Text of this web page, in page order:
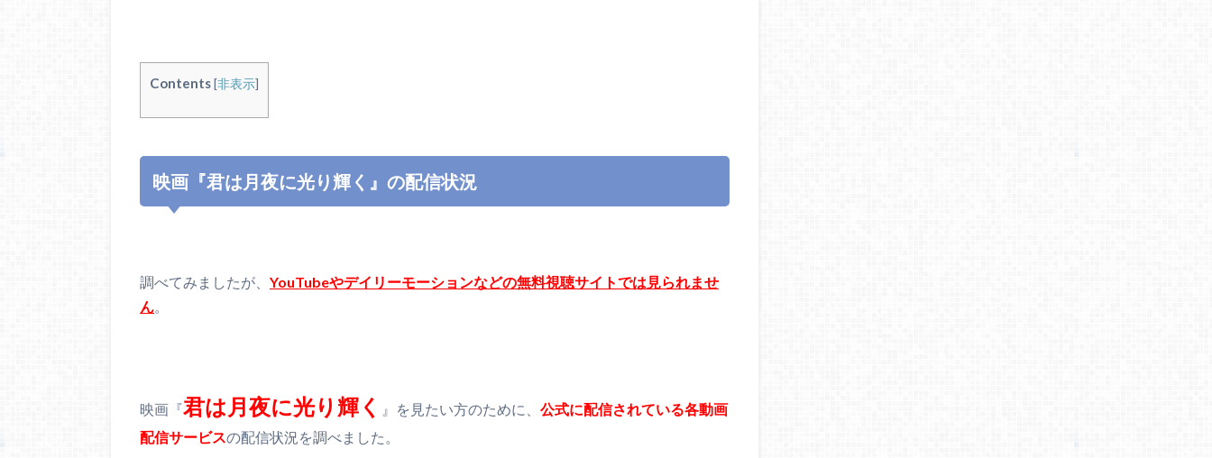
Contents[非表示]
映画『君は月夜に光り輝く』の配信状況
調べてみましたが、 YouTubeやデイリーモーションなどの無料視聴サイトでは見られませ
ん。
映画『君は月夜に光り輝く 』を見たい方のために、 公式に配信されている各動画
配信サービスの配信状況を調べました。